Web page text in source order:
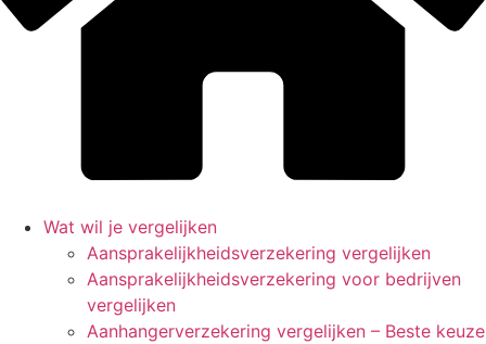
Wat wil je vergelijken
Aansprakelijkheidsverzekering vergelijken
Aansprakelijkheidsverzekering voor bedrijven
vergelijken
Aanhangerverzekering vergelijken – Beste keuze